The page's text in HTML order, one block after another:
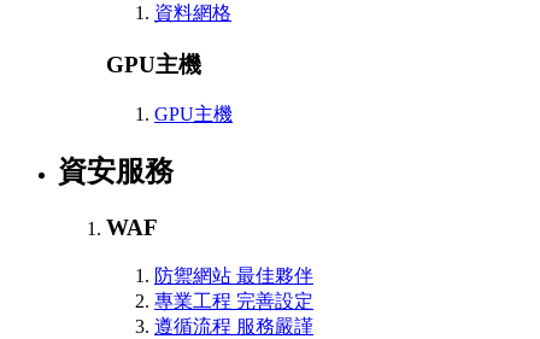
資料網格
GPU主機
GPU主機
資安服務
WAF
防禦網站 最佳夥伴
專業工程 完善設定
遵循流程 服務嚴謹